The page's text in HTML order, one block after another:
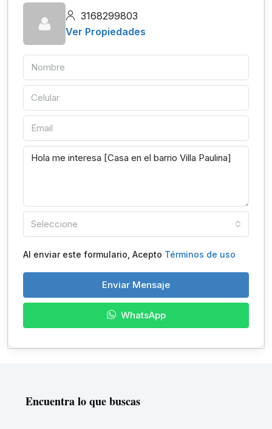
3168299803
Ver Propiedades
Seleccione
Al enviar este formulario, Acepto Términos de uso
Enviar Mensaje
WhatsApp
Encuentra lo que buscas